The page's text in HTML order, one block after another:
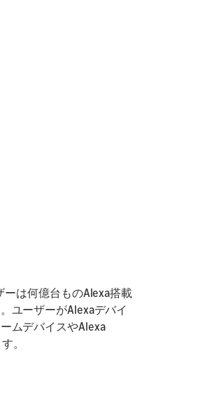
ーは何億台ものAlexa搭載
ユーザーがAlexaデバイ
ムデバイスやAlexa
。